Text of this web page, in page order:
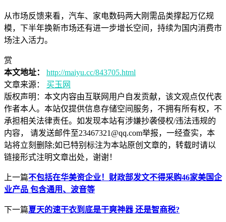
从市场反馈来看，汽车、家电数码两大刚需品类撑起万亿规
模，下半年换新市场还有进一步增长空间，持续为国内消费市
场注入活力。
赏
本文地址：
http://maiyu.cc/843705.html
文章来源：
买玉网
版权声明： 本文内容由互联网用户自发贡献，该文观点仅代表
作者本人。本站仅提供信息存储空间服务，不拥有所有权，不
承担相关法律责任。如发现本站有涉嫌抄袭侵权/违法违规的
内容， 请发送邮件至23467321@qq.com举报，一经查实，本
站将立刻删除;如已特别标注为本站原创文章的，转载时请以
链接形式注明文章出处，谢谢！
上一篇不包括在华美资企业！财政部发文不得采购46家美国企
业产品 包含通用、波音等
下一篇夏天的速干衣到底是干爽神器 还是智商税?